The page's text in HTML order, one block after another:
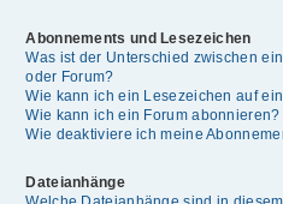
Abonnements und Lesezeichen
Was ist der Unterschied zwischen
oder Forum?
Wie kann ich ein Lesezeichen auf
Wie kann ich ein Forum abonnieren?
Wie deaktiviere ich meine
Dateianhänge